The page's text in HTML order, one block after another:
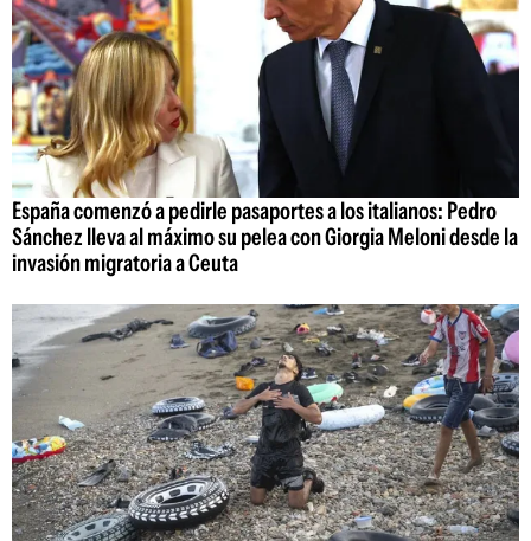
España comenzó a pedirle pasaportes a los italianos: Pedro
Sánchez lleva al máximo su pelea con Giorgia Meloni desde la
invasión migratoria a Ceuta